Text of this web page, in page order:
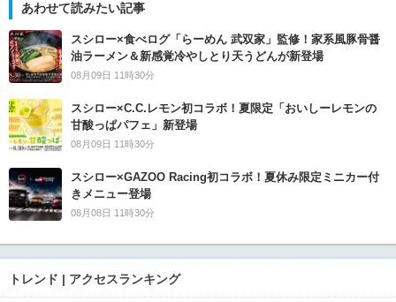
あわせて読みたい記事
スシロー×食べログ「らーめん 武双家」監修！家系風豚骨醤
油ラーメン＆新感覚冷やしとり天うどんが新登場
08月09日 11時30分
スシロー×C.C.レモン初コラボ！夏限定「おいしーレモンの
甘酸っぱパフェ」新登場
08月09日 11時30分
スシロー×GAZOO Racing初コラボ！夏休み限定ミニカー付
きメニュー登場
08月08日 11時30分
トレンド | アクセスランキング